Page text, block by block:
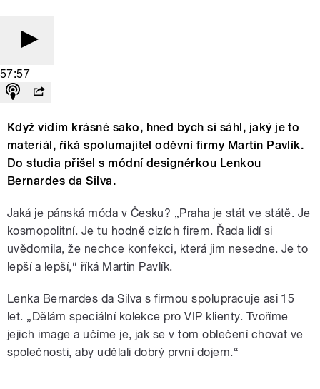
57:57
Když vidím krásné sako, hned bych si sáhl, jaký je to
materiál, říká spolumajitel oděvní firmy Martin Pavlík.
Do studia přišel s módní designérkou Lenkou
Bernardes da Silva.
Jaká je pánská móda v Česku? „Praha je stát ve státě. Je
kosmopolitní. Je tu hodně cizích firem. Řada lidí si
uvědomila, že nechce konfekci, která jim nesedne. Je to
lepší a lepší,“ říká Martin Pavlík.
Lenka Bernardes da Silva s firmou spolupracuje asi 15
let. „Dělám speciální kolekce pro VIP klienty. Tvoříme
jejich image a učíme je, jak se v tom oblečení chovat ve
společnosti, aby udělali dobrý první dojem.“